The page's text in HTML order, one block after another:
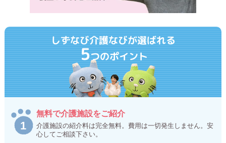
しずなび介護なびが選ばれる
5つのポイント
無料で介護施設をご紹介
介護施設の紹介料は完全無料。費用は一切発生しません。安
心してご相談下さい。